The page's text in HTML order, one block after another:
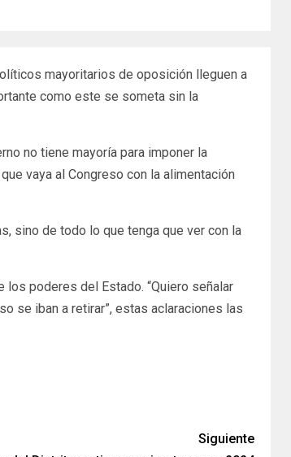
mayoritarios de oposición lleguen a
como este se someta sin la
no tiene mayoría para imponer la
vaya al Congreso con la alimentación
sino de todo lo que tenga que ver con la
poderes del Estado. “Quiero señalar
se iban a retirar”, estas aclaraciones las
Siguiente